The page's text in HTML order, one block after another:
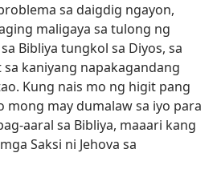
sa daigdig ngayon,
maligaya sa tulong ng
Bibliya tungkol sa Diyos, sa
kaniyang napakagandang
Kung nais mo ng higit pang
mong may dumalaw sa iyo para
aaral sa Bibliya, maaari kang
Saksi ni Jehova sa